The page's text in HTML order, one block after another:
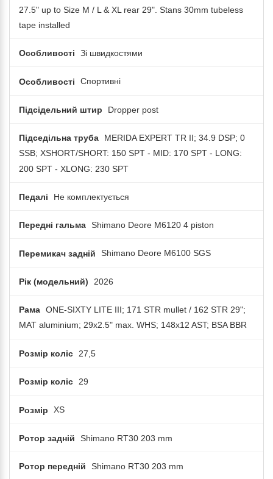
27.5" up to Size M / L & XL rear 29". Stans 30mm tubeless
tape installed
Особливості Зі швидкостями
Особливості Спортивні
Підсідельний штир Dropper post
Підседільна труба
MERIDA EXPERT TR II; 34.9 DSP; 0
SSB; XSHORT/SHORT: 150 SPT - MID: 170 SPT - LONG:
200 SPT - XLONG: 230 SPT
Педалі Не комплектується
Передні гальма Shimano Deore M6120 4 piston
Перемикач задній Shimano Deore M6100 SGS
Рік (модельний) 2026
Рама ONE-SIXTY LITE III; 171 STR mullet / 162 STR 29";
MAT aluminium; 29x2.5" max. WHS; 148x12 AST; BSA BBR
Розмір коліс 27,5
Розмір коліс 29
Розмір XS
Ротор задній Shimano RT30 203 mm
Ротор передній Shimano RT30 203 mm